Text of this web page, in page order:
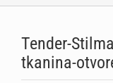
Tender-
tkanina-